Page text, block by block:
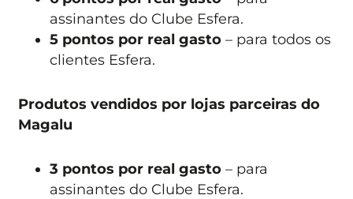
assinantes do Clube Esfera.
5 pontos por real gasto – para todos os
clientes Esfera.
Produtos vendidos por lojas parceiras do
Magalu
3 pontos por real gasto – para
assinantes do Clube Esfera.